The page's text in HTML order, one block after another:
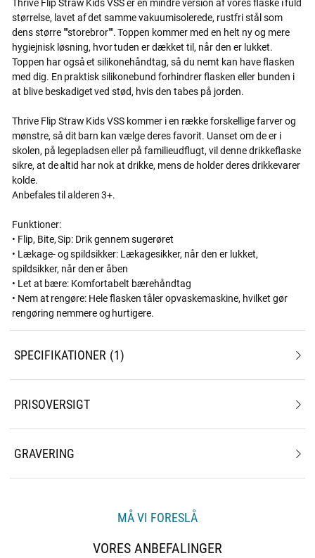
størrelse, lavet af det samme vakuumisolerede, rustfri stål som
dens større ""storebror"". Toppen kommer med en helt ny og mere
hygiejnisk løsning, hvor tuden er dækket til, når den er lukket.
Toppen har også et silikonehåndtag, så du nemt kan have flasken
med dig. En praktisk silikonebund forhindrer flasken eller bunden i
at blive beskadiget ved stød, hvis den tabes på jorden.
Thrive Flip Straw Kids VSS kommer i en række forskellige farver og
mønstre, så dit barn kan vælge deres favorit. Uanset om de er i
skolen, på legepladsen eller på familieudflugt, vil denne drikkeflaske
sikre, at de altid har nok at drikke, mens de holder deres drikkevarer
kolde.
Anbefales til alderen 3+.
Funktioner:
• Flip, Bite, Sip: Drik gennem sugerøret
• Lækage- og spildsikker: Lækagesikker, når den er lukket,
spildsikker, når den er åben
• Let at bære: Komfortabelt bærehåndtag
• Nem at rengøre: Hele flasken tåler opvaskemaskine, hvilket gør
rengøring nemmere og hurtigere.
SPECIFIKATIONER 1
PRISOVERSIGT
GRAVERING
MÅ VI FORESLÅ
VORES ANBEFALINGER